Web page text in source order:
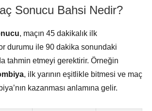
Sonucu Bahsi Nedir?
, maçın 45 dakikalık ilk
durumu ile 90 dakika sonundaki
tahmin etmeyi gerektirir. Örneğin
, ilk yarının eşitlikle bitmesi ve maç
kazanması anlamına gelir.